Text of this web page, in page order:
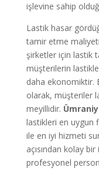
işlevine sahip
Lastik hasar
tamir etme
şirketler için lastik
müşterilerin
daha ekonomiktir.
olarak, müşteriler
meyillidir.
lastikleri en uygun
ile en iyi hizmeti
açısından kolay
profesyonel